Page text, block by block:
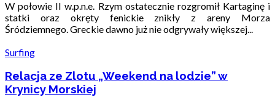
W połowie II w.p.n.e. Rzym ostatecznie rozgromił Kartaginę i
statki oraz okręty fenickie znikły z areny Morza
Śródziemnego. Greckie dawno już nie odgrywały większej...
Surfing
Relacja ze Zlotu „Weekend na lodzie” w
Krynicy Morskiej